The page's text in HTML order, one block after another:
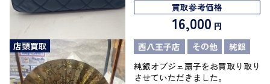
買取参考価格
16,000 円
店頭買取
西八王子店 その他
純銀
純銀オブジェ扇子をお買取り取り
させていただきました。